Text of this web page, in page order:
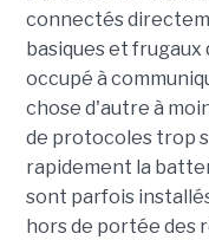
connectés
basiques et
occupé à
chose d'autre à
de protocoles trop
rapidement la
sont parfois
hors de portée des